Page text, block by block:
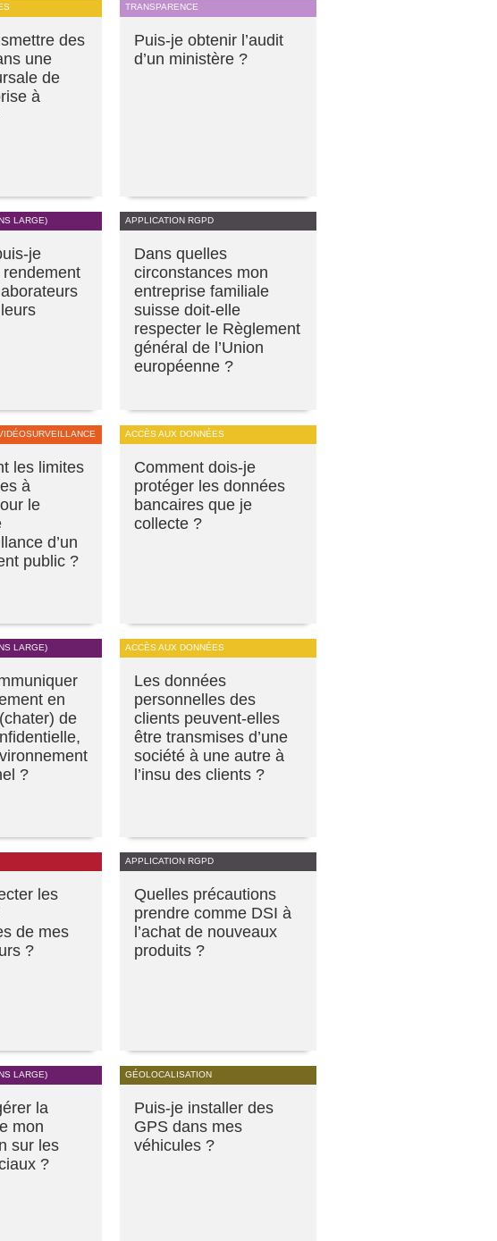
des
une
de
à
TRANSPARENCE
Puis-je obtenir l’audit
d’un ministère ?
LARGE)
je
APPLICATION RGPD
Dans quelles
circonstances mon
entreprise familiale
suisse doit-elle
respecter le Règlement
général de l’Union
européenne ?
les limites
à
le
d’un
public ?
ACCÈS AUX DONNÉES
Comment dois-je
protéger les données
bancaires que je
collecte ?
LARGE)
en
de
?
ACCÈS AUX DONNÉES
Les données
personnelles des
clients peuvent-elles
être transmises d’une
société à une autre à
l’insu des clients ?
les
de mes
?
APPLICATION RGPD
Quelles précautions
prendre comme DSI à
l’achat de nouveaux
produits ?
LARGE)
la
mon
sur les
?
GÉOLOCALISATION
Puis-je installer des
GPS dans mes
véhicules ?